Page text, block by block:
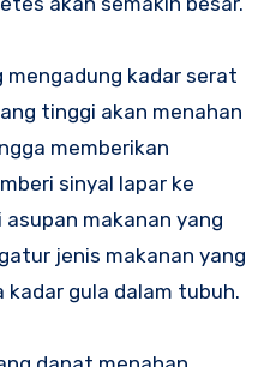
mengadung kadar serat
tinggi akan menahan
memberikan
sinyal lapar ke
makanan yang
jenis makanan yang
kadar gula dalam tubuh.